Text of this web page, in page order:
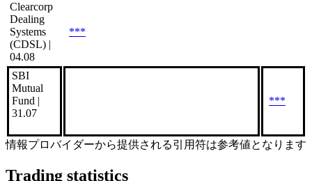
Clearcorp
Dealing
Systems
(CDSL) |
04.08
***
SBI
Mutual
Fund |
31.07
***
情報プロバイダーから提供される引用符は参考値となります
Trading statistics